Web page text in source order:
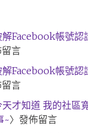
解Facebook帳號認
言
解Facebook帳號認
言
天才知道 我的社區
~〉發佈留言